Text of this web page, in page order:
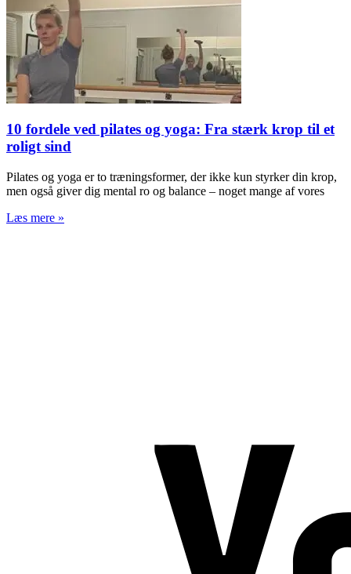
10 fordele ved pilates og yoga: Fra stærk krop til et
roligt sind
Pilates og yoga er to træningsformer, der ikke kun styrker din krop,
men også giver dig mental ro og balance – noget mange af vores
Læs mere »